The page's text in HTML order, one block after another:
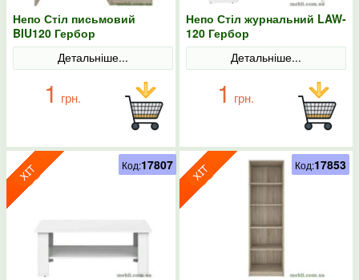
Непо Стіл письмовий
BIU120 Гербор
Детальніше...
1 грн.
Непо Стіл журнальний LAW-
120 Гербор
Детальніше...
1 грн.
Код:17807 Код:17853